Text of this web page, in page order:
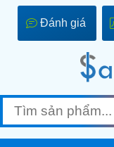
Đánh giá